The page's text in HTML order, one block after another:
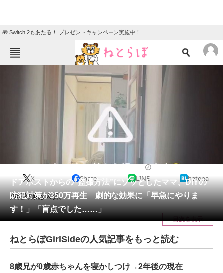
🎁 Switch 2もあたる！ プレゼントキャンペーン実施中！
ニュース
クイズ
地域
教育・育児
会員記事
メディア
注目記事を集めた総合ページ
ITの今と未来を見通す
スマホと通信の最新トレンド
ドアポストからの“盗撮方法”にゾッとしたママ、DIYの
防犯対策が350万再生 劇的な効果に「早急にやりま
す！」「盲点でした……」
X Share LINE hatena
防犯対策は大切。
目次を表示
ねとらぼGirlSideの人気記事をもっと読む
8歳兄が0歳赤ちゃんを寝かしつけ→2年後の現在